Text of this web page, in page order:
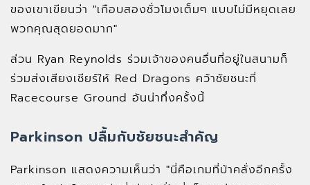
ของเขาเขียนว่า "เกือบสองชั่วโมงเต็มๆ แบบไม่มีหยุดเลย
พวกคุณสุดยอดมาก"
ส่วน Ryan Reynolds ร่วมเจ้าของคนอื่นที่อยู่ในสนามก็
ร่วมส่งเสียงเชียร์ให้ Red Dragons คว้าชัยชนะที่
Racecourse Ground อันน่าทึ่งครั้งนี้
Parkinson ปลื้มกับชัยชนะสำคัญ
Parkinson แสดงความเห็นว่า "นี่คือเกมที่บ้าคลั่งอีกครั้ง